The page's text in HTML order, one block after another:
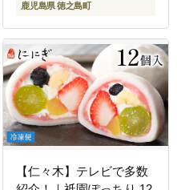
鹿児島県 徳之島町
【仁々木】テレビで多数